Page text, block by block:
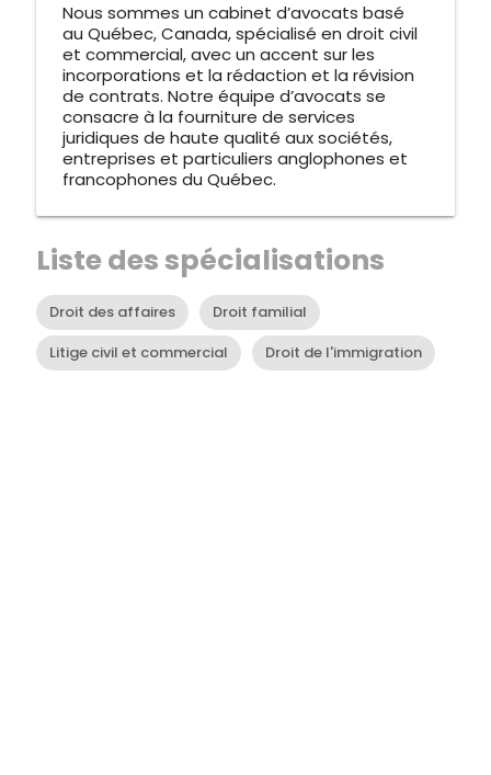
Nous sommes un cabinet d’avocats basé
au Québec, Canada, spécialisé en droit civil
et commercial, avec un accent sur les
incorporations et la rédaction et la révision
de contrats. Notre équipe d’avocats se
consacre à la fourniture de services
juridiques de haute qualité aux sociétés,
entreprises et particuliers anglophones et
francophones du Québec.
Liste des spécialisations
Droit des affaires
Droit familial
Litige civil et commercial
Droit de l'immigration